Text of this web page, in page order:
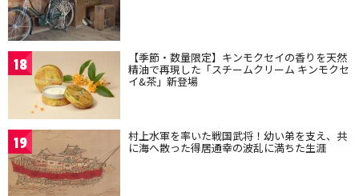
18 【季節・数量限定】キンモクセイの香りを天然
精油で再現した「スチームクリーム キンモクセ
イ&茶」新登場
19 村上水軍を率いた戦国武将！幼い弟を支え、共
に海へ散った得居通幸の波乱に満ちた生涯